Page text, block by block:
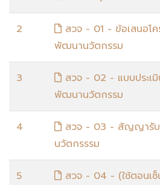
2
สวจ - 01 - ข้อเสนอโ
พัฒนานวัตกรรม
3
สวจ - 02 - แบบประเ
พัฒนานวัตกรรม
4
สวจ - 03 - สัญญารั
นวัตกรรรม
5
สวจ - 04 - (ใช้ตอน